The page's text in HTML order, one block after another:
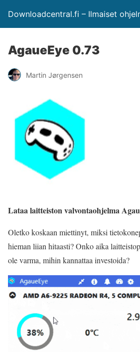
Downloadcentral.fi – Ilmaiset
AgaueEye 0.73
Martin Jørgensen
Lataa laitteiston valvontaohjelma
Oletko koskaan miettinyt, miksi
hieman liian hitaasti? Onko aika
ole varma, mihin kannattaa investoida?